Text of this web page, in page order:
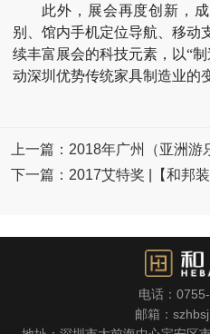
此外，展会再度创新，
别、馆内手机定位导航、移动
续丰富展会的科技元素，以“
动深圳优势传统家具制造业的
上一篇：2018年广州（亚洲游
下一篇：2017艾特奖 |【和邦
电话：
邮箱：